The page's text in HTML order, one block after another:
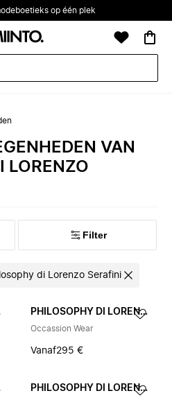
op één plek
VAN
LORENZO
Filter
di Lorenzo Serafini
PHILOSOPHY DI LORENZO SERAFINI
Occassion Wear
Vanaf295 €
PHILOSOPHY DI LORENZO SERAFINI